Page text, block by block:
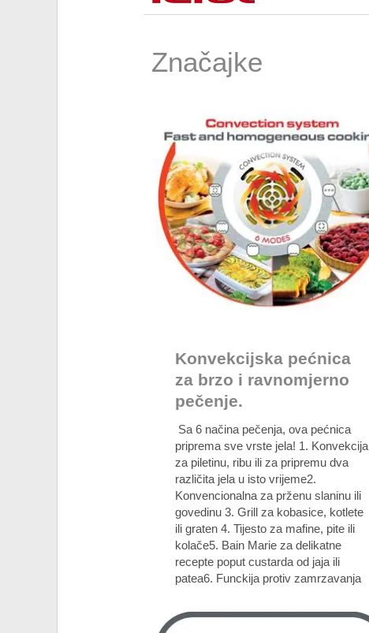
Značajke
Konvekcijska pećnica
za brzo i ravnomjerno
pečenje.
Sa 6 načina pečenja, ova pećnica
priprema sve vrste jela! 1. Konvekcija
za piletinu, ribu ili za pripremu dva
različita jela u isto vrijeme2.
Konvencionalna za prženu slaninu ili
govedinu 3. Grill za kobasice, kotlete
ili graten 4. Tijesto za mafine, pite ili
kolače5. Bain Marie za delikatne
recepte poput custarda od jaja ili
patea6. Funckija protiv zamrzavanja